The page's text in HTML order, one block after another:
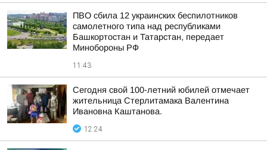
ПВО сбила 12 украинских беспилотников
самолетного типа над республиками
Башкортостан и Татарстан, передает
Минобороны РФ
11:43
Сегодня свой 100-летний юбилей отмечает
жительница Стерлитамака Валентина
Ивановна Каштанова.
12:24